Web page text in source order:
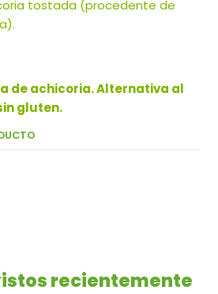
tostada (procedente de
de achicoria. Alternativa al
gluten.
recientemente